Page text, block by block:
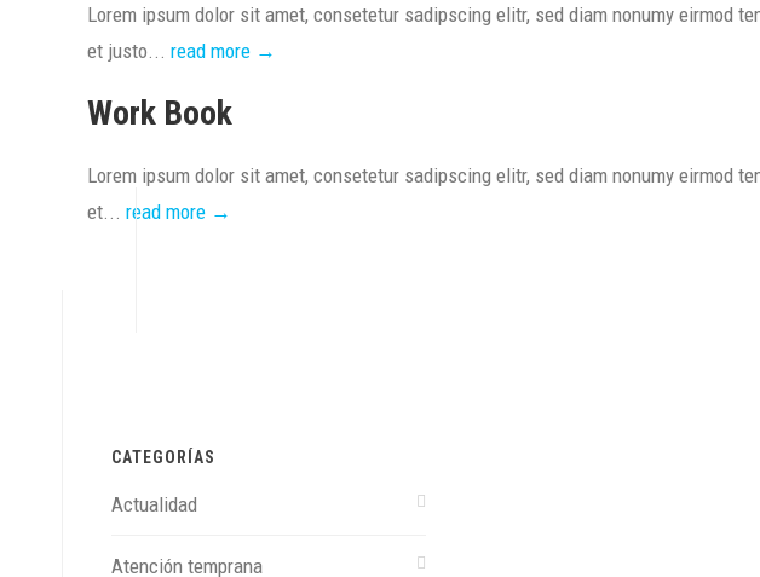
Lorem ipsum dolor sit amet, consetetur sadipscing elitr, sed diam nonumy eirmod
et justo... read more →
Work Book
Lorem ipsum dolor sit amet, consetetur sadipscing elitr, sed diam nonumy eirmod
et... read more →
CATEGORÍAS
Actualidad
Atención temprana